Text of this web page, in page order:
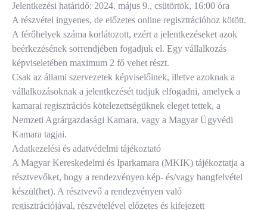
Jelentkezési határidő: 2024. május 9., csütörtök, 16:00 óra
A részvétel ingyenes, de előzetes online regisztrációhoz kötött.
A férőhelyek száma korlátozott, ezért a jelentkezéseket azok
beérkezésének sorrendjében fogadjuk el. Egy vállalkozás
képviseletében maximum 2 fő vehet részt.
Csak az állami szervezetek képviselőinek, illetve azoknak a
vállalkozásoknak a jelentkezését tudjuk elfogadni, amelyek a
kamarai regisztrációs kötelezettségüknek eleget tettek, a
Nemzeti Agrárgazdasági Kamara, vagy a Magyar Ügyvédi
Kamara tagjai.
Adatkezelési és adatvédelmi tájékoztató
A Magyar Kereskedelmi és Iparkamara (MKIK) tájékoztatja a
résztvevőket, hogy a rendezvényen kép- és/vagy hangfelvétel
készül(het). A résztvevő a rendezvényen való
regisztrációjával, részvételével előzetes és kifejezett